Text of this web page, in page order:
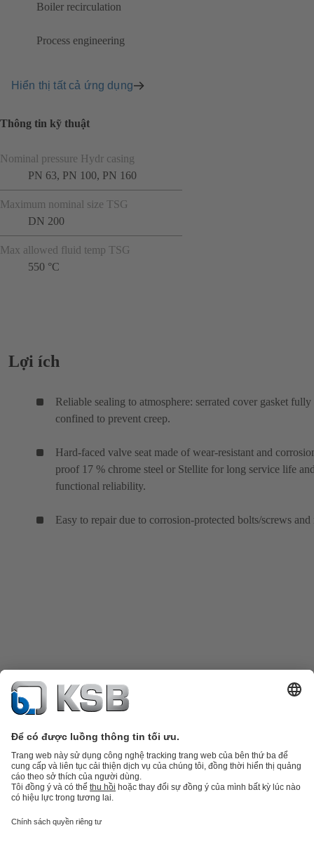
Boiler recirculation
Process engineering
Hiển thị tất cả ứng dụng
Thông tin kỹ thuật
Nominal pressure Hydr casing
PN 63, PN 100, PN 160
Maximum nominal size TSG
DN 200
Max allowed fluid temp TSG
550 °C
Lợi ích
Reliable sealing to atmosphere: serrated cover gasket fully
confined to prevent creep.
Hard-faced valve seat made of wear-resistant and
proof 17 % chrome steel or Stellite for long service life
functional reliability.
Easy to repair due to corrosion-protected bolts/screws and
Danh mục sản phẩmPhụ tùng thay thế